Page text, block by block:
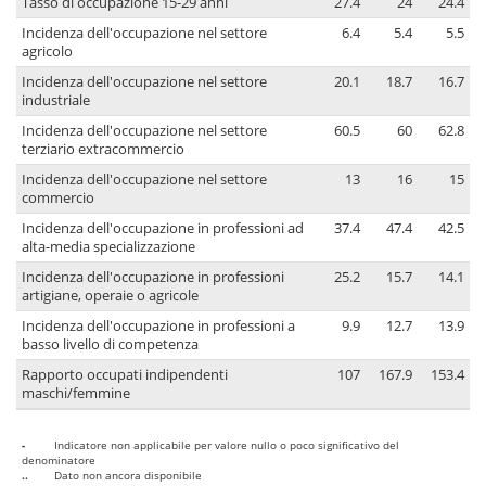
Incidenza dell'occupazione nel settore
agricolo
6.4 5.4 5.5
Incidenza dell'occupazione nel settore
industriale
20.1 18.7 16.7
Incidenza dell'occupazione nel settore
terziario extracommercio
60.5 60 62.8
Incidenza dell'occupazione nel settore
commercio
13 16 15
Incidenza dell'occupazione in professioni ad
alta-media specializzazione
37.4 47.4 42.5
Incidenza dell'occupazione in professioni
artigiane, operaie o agricole
25.2 15.7 14.1
Incidenza dell'occupazione in professioni a
basso livello di competenza
9.9 12.7 13.9
Rapporto occupati indipendenti
maschi/femmine
107 167.9 153.4
-
Indicatore non applicabile per valore nullo o poco significativo del
denominatore
..
Dato non ancora disponibile